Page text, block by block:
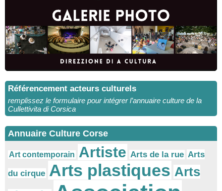
Référencement acteurs culturels
remplissez le formulaire pour intégrer l’annuaire culture de la
Cullettivita di Corsica
Annuaire Culture Corse
Art contemporain Artiste Arts de la rue Arts
du cirque Arts plastiques Arts